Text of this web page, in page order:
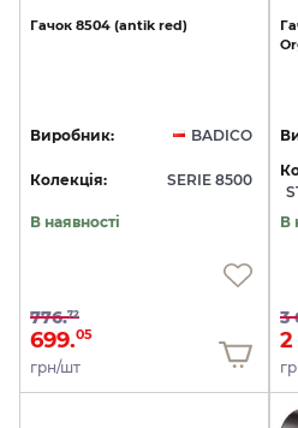
Гачок 8504 (antik red)
Виробник: BADICO
Колекція: SERIE 8500
В наявності
776.72
699.05
грн/шт
В
3
2